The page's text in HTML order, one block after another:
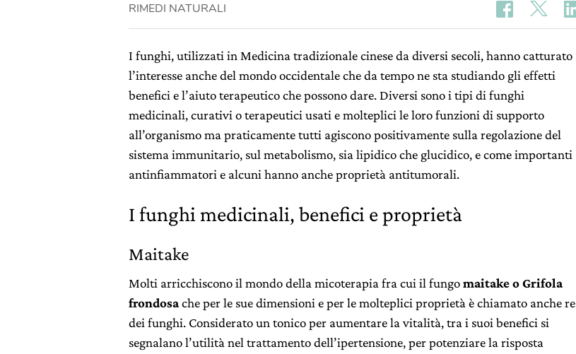
RIMEDI NATURALI
I funghi, utilizzati in Medicina tradizionale cinese da diversi secoli, hanno catturato
l’interesse anche del mondo occidentale che da tempo ne sta studiando gli effetti
benefici e l’aiuto terapeutico che possono dare. Diversi sono i tipi di funghi
medicinali, curativi o terapeutici usati e molteplici le loro funzioni di supporto
all’organismo ma praticamente tutti agiscono positivamente sulla regolazione del
sistema immunitario, sul metabolismo, sia lipidico che glucidico, e come importanti
antinfiammatori e alcuni hanno anche proprietà antitumorali.
I funghi medicinali, benefici e proprietà
Maitake
Molti arricchiscono il mondo della micoterapia fra cui il fungomaitake o Grifola
frondosache per le sue dimensioni e per le molteplici proprietà è chiamato anche re
dei funghi. Considerato un tonico per aumentare la vitalità, tra i suoi benefici si
segnalano l’utilità nel trattamento dell’ipertensione, per potenziare la risposta